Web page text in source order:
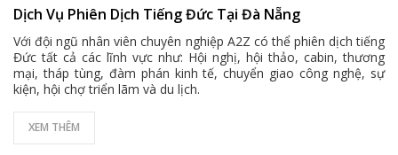
Dịch Vụ Phiên Dịch Tiếng Đức Tại Đà Nẵng
Với đội ngũ nhân viên chuyên nghiệp A2Z có thể phiên dịch tiếng
Đức tất cả các lĩnh vực như: Hội nghị, hội thảo, cabin, thương
mại, tháp tùng, đàm phán kinh tế, chuyển giao công nghệ, sự
kiện, hội chợ triển lãm và du lịch.
XEM THÊM